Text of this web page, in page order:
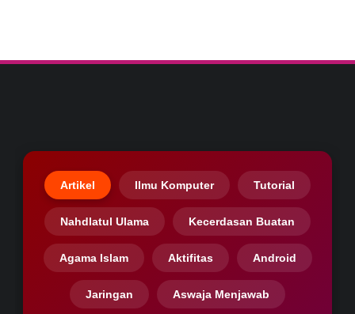
Artikel Ilmu Komputer Tutorial
Nahdlatul Ulama Kecerdasan Buatan
Agama Islam Aktifitas Android
Jaringan Aswaja Menjawab